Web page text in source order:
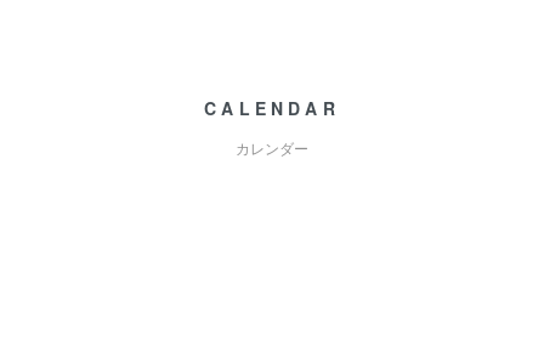
CALENDAR
カレンダー